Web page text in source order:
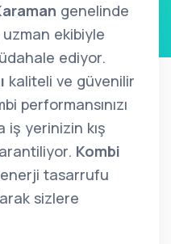
genelinde
ekibiyle
ediyor.
kaliteli ve güvenilir
performansınızı
iş yerinizin kış
Kombi
tasarrufu
sizlere